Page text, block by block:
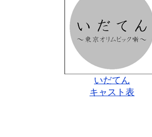
いだてん
キャスト表